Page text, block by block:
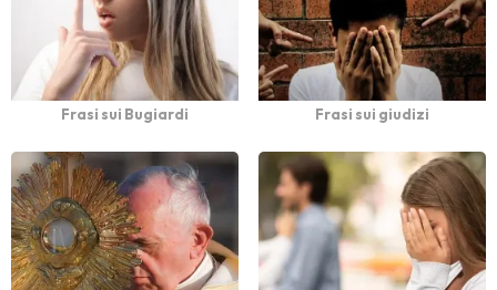
Frasi sui Bugiardi Frasi sui giudizi